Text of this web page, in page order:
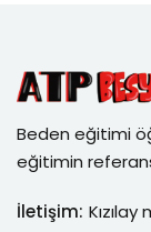
Beden eğitimi
eğitimin
İletişim: